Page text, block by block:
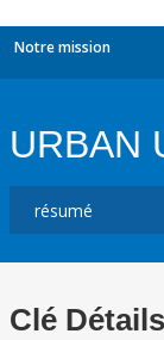
Notre mission
URBAN
Clé Détails